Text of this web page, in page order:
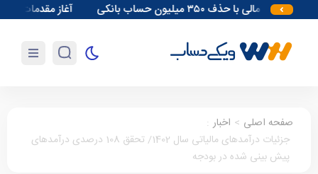
مالی با حذف ۳۵۰ میلیون حساب بانکی آغاز مقدمات احداث
صفحه اصلی > اخبار :
جزئیات درآمدهای مالیاتی سال 1402/ تحقق 108 درصدی درآمدهای
پیش بینی شده در بودجه